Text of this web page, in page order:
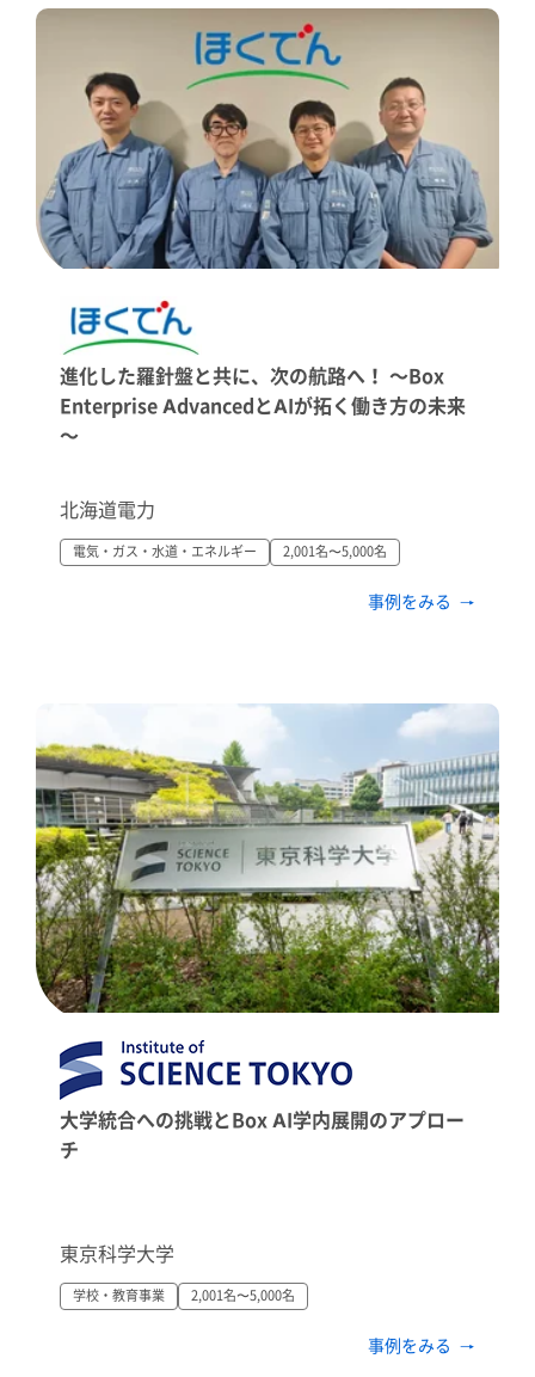
進化した羅針盤と共に、次の航路へ！ ～Box
Enterprise AdvancedとAIが拓く働き方の未来
～
北海道電力
電気・ガス・水道・エネルギー 2,001名〜5,000名
事例をみる
大学統合への挑戦とBox AI学内展開のアプロー
チ
東京科学大学
学校・教育事業 2,001名〜5,000名
事例をみる